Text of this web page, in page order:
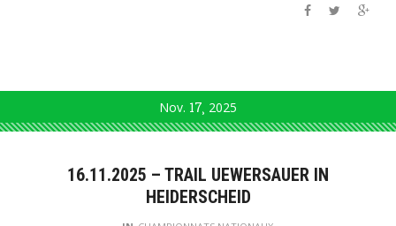
Nov. 17 2025
16.11.2025 – TRAIL UEWERSAUER IN
HEIDERSCHEID